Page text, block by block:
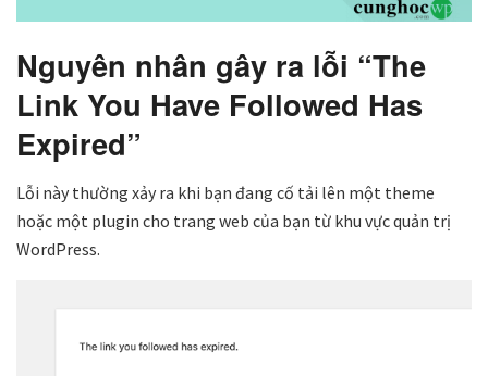
Nguyên nhân gây ra lỗi “The
Link You Have Followed Has
Expired”
Lỗi này thường xảy ra khi bạn đang cố tải lên một theme
hoặc một plugin cho trang web của bạn từ khu vực quản trị
WordPress.